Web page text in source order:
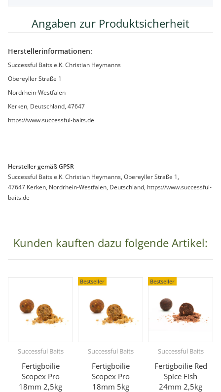
Angaben zur Produktsicherheit
Herstellerinformationen:
Successful Baits e.K. Christian Heymanns
Obereyller Straße 1
Nordrhein-Westfalen
Kerken, Deutschland, 47647
https://www.successful-baits.de
Hersteller gemäß GPSR
Successful Baits e.K. Christian Heymanns, Obereyller Straße 1,
47647 Kerken, Nordrhein-Westfalen, Deutschland, https://www.successful-
baits.de
Kunden kauften dazu folgende Artikel:
Successful Baits
Fertigboilie
Scopex Pro
18mm 2,5kg
Bestseller
Successful Baits
Fertigboilie
Scopex Pro
18mm 5kg
Bestseller
Successful Baits
Fertigboilie Red
Spice Fish
24mm 2,5kg